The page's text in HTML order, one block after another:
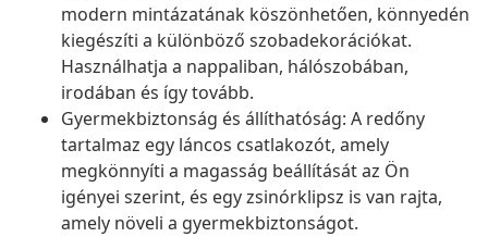
modern mintázatának köszönhetően, könnyedén
kiegészíti a különböző szobadekorációkat.
Használhatja a nappaliban, hálószobában,
irodában és így tovább.
Gyermekbiztonság és állíthatóság: A redőny
tartalmaz egy láncos csatlakozót, amely
megkönnyíti a magasság beállítását az Ön
igényei szerint, és egy zsinórklipsz is van rajta,
amely növeli a gyermekbiztonságot.